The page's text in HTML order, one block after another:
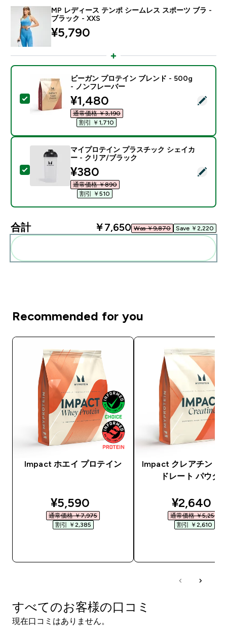
MP レディース テンポ シームレス スポーツ ブラ -
ブラック - XXS
¥5,790‎
この商品を選択 - ビーガン プロテイン ブレンド -
ビーガン プロテイン ブレンド - 500g
- ノンフレーバー
discounted price
¥1,480‎
通常価格 ￥3,190‎
割引 ￥1,710‎
この商品を選択 - マイプロテイン プラスチック シェ
マイプロテイン プラスチック シェイカ
ー - クリア/ブラック
discounted price
¥380‎
通常価格 ￥890‎
割引 ￥510‎
合計 ￥7,650‎ Was ￥9,870‎ Save ￥2,220‎
Recommended for you
Impact ホエイ プロテイン
discounted price
¥5,590‎
通常価格 ￥7,975‎
割引 ￥2,385‎
Impact クレアチン モ
ドレート パウダ
¥2,640‎
通常価格 ￥5,250‎
割引 ￥2,610‎
すべてのお客様の口コミ
現在口コミはありません。